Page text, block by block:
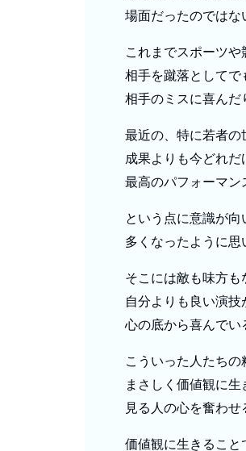
場面だったのではな
これまでスポーツや
相手を蹴落としてで
相手のミスに喜んだ
最近の、特に若者の
成果よりも今どれ
最高のパフォーマン
という点に意識が向
多くなったように思
そこには敵も味方も
自分よりも良い演
心の底から喜んでい
こういった人たちの
まさしく価値観に生
見る人の心を奮わせ
価値観に生きること